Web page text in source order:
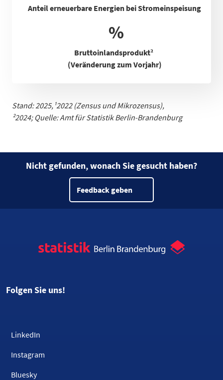
Anteil erneuerbare Energien bei Stromeinspeisung
%
Bruttoinlandsprodukt²
(Veränderung zum Vorjahr)
Stand: 2025, ¹2022 (Zensus und Mikrozensus),
²2024; Quelle: Amt für Statistik Berlin-Brandenburg
Nicht gefunden, wonach Sie gesucht haben?
Feedback geben
Folgen Sie uns!
LinkedIn
Instagram
Bluesky